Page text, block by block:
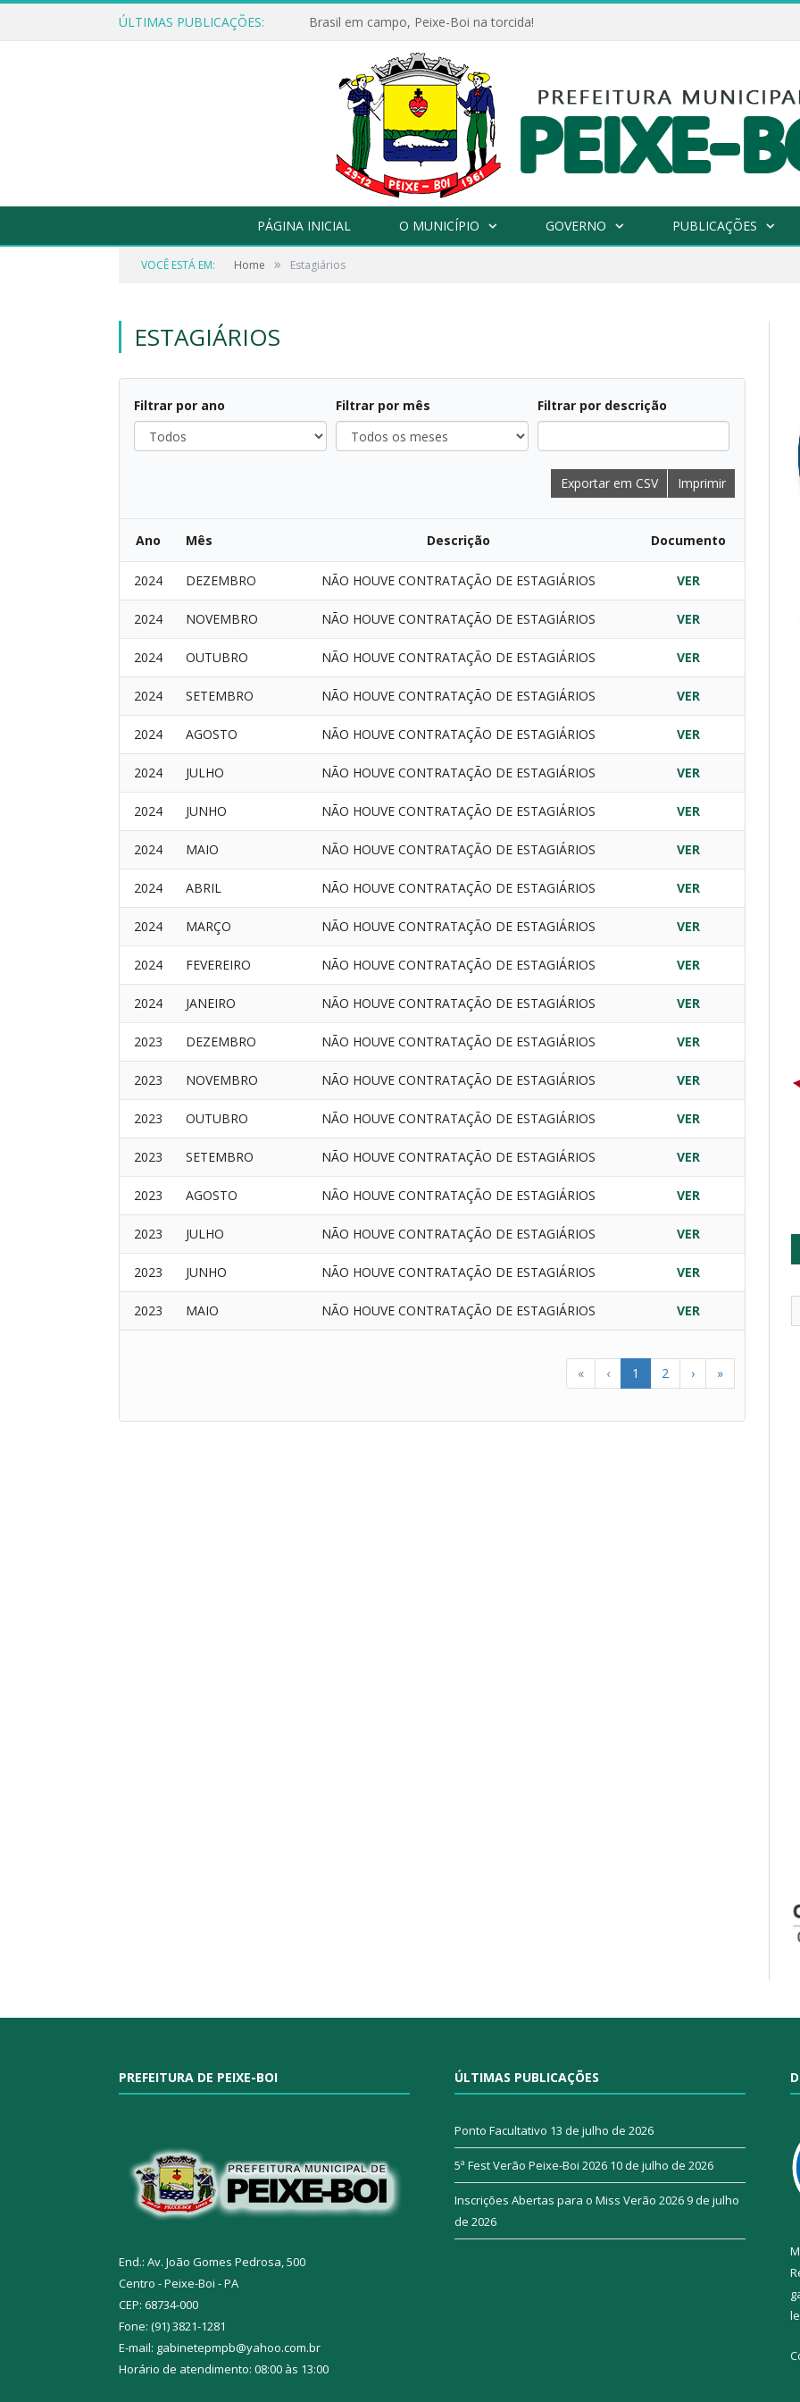
ÚLTIMAS PUBLICAÇÕES: Brasil em campo, Peixe-Boi na torcida!
PÁGINA INICIAL O MUNICÍPIO GOVERNO PUBLICAÇÕES
VOCÊ ESTÁ EM: Home » Estagiários
ESTAGIÁRIOS
Filtrar por ano Filtrar por mês Filtrar por descrição
Exportar em CSV Imprimir
Ano Mês Descrição Documento
2024 DEZEMBRO NÃO HOUVE CONTRATAÇÃO DE ESTAGIÁRIOS VER
2024 NOVEMBRO NÃO HOUVE CONTRATAÇÃO DE ESTAGIÁRIOS VER
2024 OUTUBRO NÃO HOUVE CONTRATAÇÃO DE ESTAGIÁRIOS VER
2024 SETEMBRO NÃO HOUVE CONTRATAÇÃO DE ESTAGIÁRIOS VER
2024 AGOSTO NÃO HOUVE CONTRATAÇÃO DE ESTAGIÁRIOS VER
2024 JULHO NÃO HOUVE CONTRATAÇÃO DE ESTAGIÁRIOS VER
2024 JUNHO NÃO HOUVE CONTRATAÇÃO DE ESTAGIÁRIOS VER
2024 MAIO NÃO HOUVE CONTRATAÇÃO DE ESTAGIÁRIOS VER
2024 ABRIL NÃO HOUVE CONTRATAÇÃO DE ESTAGIÁRIOS VER
2024 MARÇO NÃO HOUVE CONTRATAÇÃO DE ESTAGIÁRIOS VER
2024 FEVEREIRO NÃO HOUVE CONTRATAÇÃO DE ESTAGIÁRIOS VER
2024 JANEIRO NÃO HOUVE CONTRATAÇÃO DE ESTAGIÁRIOS VER
2023 DEZEMBRO NÃO HOUVE CONTRATAÇÃO DE ESTAGIÁRIOS VER
2023 NOVEMBRO NÃO HOUVE CONTRATAÇÃO DE ESTAGIÁRIOS VER
2023 OUTUBRO NÃO HOUVE CONTRATAÇÃO DE ESTAGIÁRIOS VER
2023 SETEMBRO NÃO HOUVE CONTRATAÇÃO DE ESTAGIÁRIOS VER
2023 AGOSTO NÃO HOUVE CONTRATAÇÃO DE ESTAGIÁRIOS VER
2023 JULHO NÃO HOUVE CONTRATAÇÃO DE ESTAGIÁRIOS VER
2023 JUNHO NÃO HOUVE CONTRATAÇÃO DE ESTAGIÁRIOS VER
2023 MAIO NÃO HOUVE CONTRATAÇÃO DE ESTAGIÁRIOS VER
« ‹ 1 2 › »
PREFEITURA DE PEIXE-BOI
End.: Av. João Gomes Pedrosa, 500
Centro - Peixe-Boi - PA
CEP: 68734-000
Fone: (91) 3821-1281
E-mail: gabinetepmpb@yahoo.com.br
Horário de atendimento: 08:00 às 13:00
ÚLTIMAS PUBLICAÇÕES
Ponto Facultativo 13 de julho de 2026
5ª Fest Verão Peixe-Boi 2026 10 de julho de 2026
Inscrições Abertas para o Miss Verão 20269 de julho
de 2026